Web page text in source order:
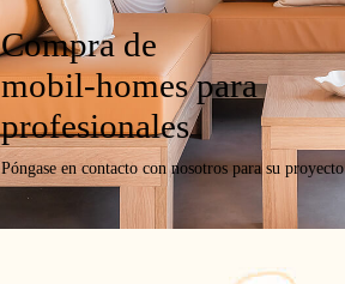
Compra de
mobil-homes para
profesionales
Póngase en contacto con nosotros para su proyecto